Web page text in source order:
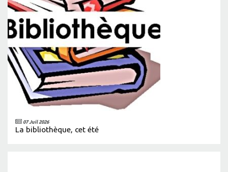
07 Juil 2026
La bibliothèque, cet été